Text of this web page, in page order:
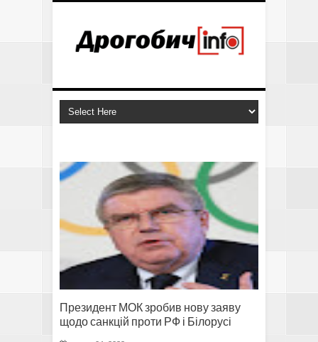
Президент МОК зробив нову заяву
щодо санкцій проти РФ і Білорусі